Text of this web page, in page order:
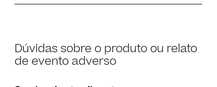
Dúvidas sobre o produto ou relato
de evento adverso